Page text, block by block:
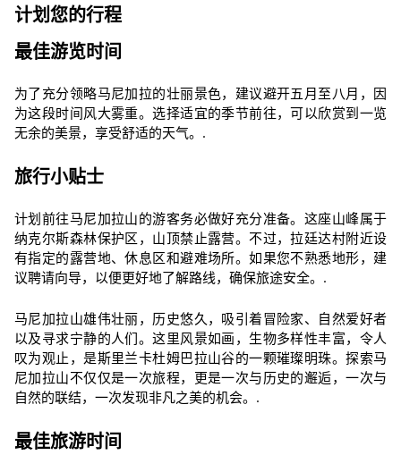
计划您的行程
最佳游览时间
为了充分领略马尼加拉的壮丽景色，建议避开五月至八月，因
为这段时间风大雾重。选择适宜的季节前往，可以欣赏到一览
无余的美景，享受舒适的天气。.
旅行小贴士
计划前往马尼加拉山的游客务必做好充分准备。这座山峰属于
纳克尔斯森林保护区，山顶禁止露营。不过，拉廷达村附近设
有指定的露营地、休息区和避难场所。如果您不熟悉地形，建
议聘请向导，以便更好地了解路线，确保旅途安全。.
马尼加拉山雄伟壮丽，历史悠久，吸引着冒险家、自然爱好者
以及寻求宁静的人们。这里风景如画，生物多样性丰富，令人
叹为观止，是斯里兰卡杜姆巴拉山谷的一颗璀璨明珠。探索马
尼加拉山不仅仅是一次旅程，更是一次与历史的邂逅，一次与
自然的联结，一次发现非凡之美的机会。.
最佳旅游时间